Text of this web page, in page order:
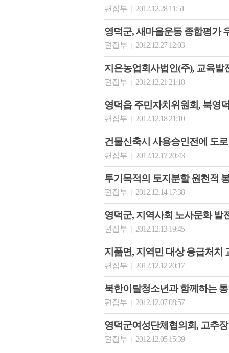
편집부 | 2012.12.28 11:51
영덕군, 새마을운동 종합평가
편집부 | 2012.12.27 12:03
지은농업회사법인(주), 교육발
편집부 | 2012.12.21 21:18
영덕읍 주민자치위원회, 북영
편집부 | 2012.12.18 21:10
건물신축시 사용승인전에 도
편집부 | 2012.12.17 20:43
투기목적의 토지분할 원천적
편집부 | 2012.12.14 17:38
영덕군, 지역사회 노사문화 발
편집부 | 2012.12.13 19:45
지품면, 지역민 대상 응급처치
편집부 | 2012.12.12 20:17
북한이탈청소년과 함께하는
편집부 | 2012.12.07 08:57
영덕군여성단체협의회, 고추
편집부 | 2012.12.05 15:39